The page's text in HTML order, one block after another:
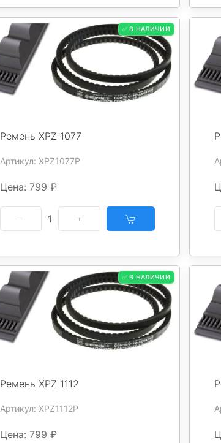
✅ В НАЛИЧИИ
Ремень XPZ 1077
Артикул: XPZ1077P
Цена: 799 ₽
1
✅ В НАЛИЧИИ
Ремень XPZ 1112
Артикул: XPZ1112P
Цена: 799 ₽